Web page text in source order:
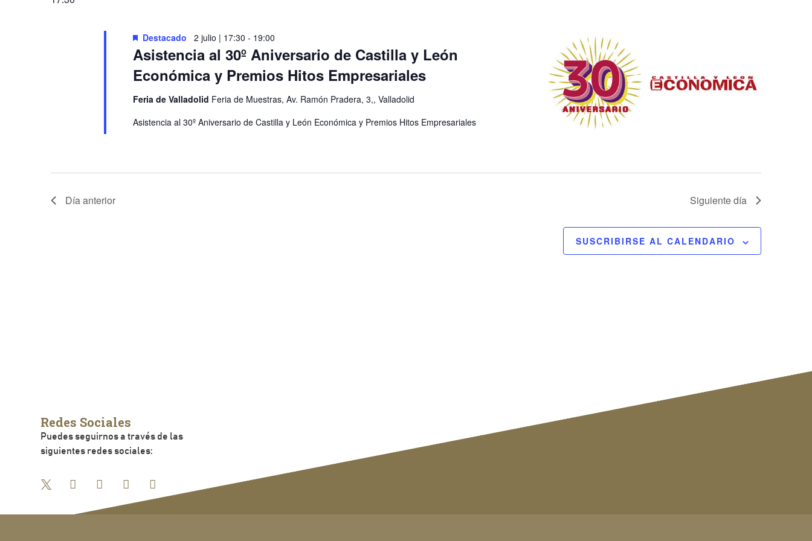
VISTAS
EVENTOS
clave.
Asistencia al 30º Aniversario de Castilla y León
Económica y Premios Hitos Empresariales
Destacado 2 julio | 17:30 - 19:00
Feria de Valladolid Feria de Muestras, Av. Ramón Pradera, 3,, Valladolid
Asistencia al 30º Aniversario de Castilla y León Económica y Premios Hitos Empresariales
Día anterior Siguiente día
SUSCRIBIRSE AL CALENDARIO
Redes Sociales
Puedes seguirnos a través de las
siguientes redes sociales: